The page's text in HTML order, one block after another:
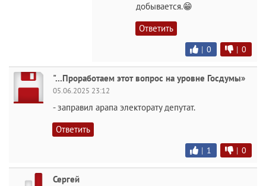
добывается.😁
Ответить
| 0 | 0
"...Проработаем этот вопрос на уровне Госдумы»
05.06.2025 23:12
- заправил арапа электорату депутат.
Ответить
| 1 | 0
Сергей